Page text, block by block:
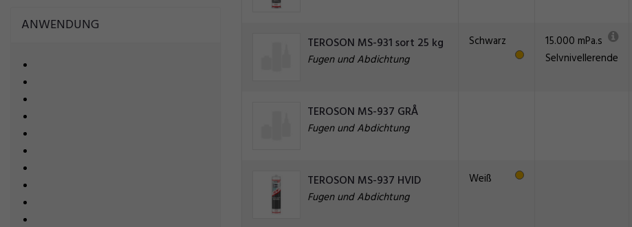
ANWENDUNG
TEROSON MS-931 sort 25 kg
Fugen und Abdichtung
Schwarz
15.000 mPa.s
Selvnivellerende
TEROSON MS-937 GRÅ
Fugen und Abdichtung
TEROSON MS-937 HVID
Fugen und Abdichtung
Weiß